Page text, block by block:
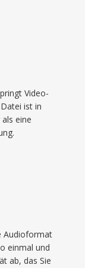
Video-
ist in
eine
Audioformat
einmal und
ab, das Sie